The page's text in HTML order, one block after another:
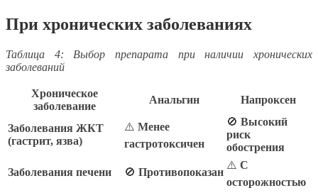
При хронических заболеваниях
Таблица 4: Выбор препарата при наличии хронических
заболеваний
Хроническое
заболевание
Анальгин Напроксен
Заболевания ЖКТ
(гастрит, язва)
⚠️ Менее
гастротоксичен
🚫 Высокий
риск
обострения
Заболевания печени 🚫 Противопоказан
⚠️ С
осторожностью